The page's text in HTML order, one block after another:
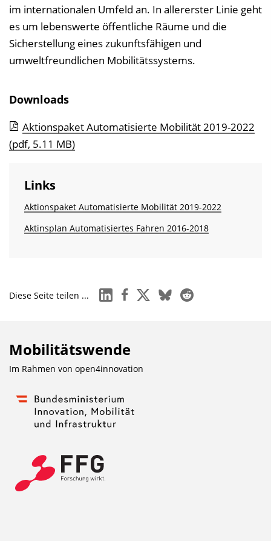
im internationalen Umfeld an. In allererster Linie geht
es um lebenswerte öffentliche Räume und die
Sicherstellung eines zukunftsfähigen und
umweltfreundlichen Mobilitätssystems.
Downloads
Aktionspaket Automatisierte Mobilität 2019-2022
(pdf, 5.11 MB)
Links
Aktionspaket Automatisierte Mobilität 2019-2022
Aktinsplan Automatisiertes Fahren 2016-2018
Diese Seite teilen ... linkedinfacebook
x blueskyreddit
Mobilitätswende
Im Rahmen von open4innovation